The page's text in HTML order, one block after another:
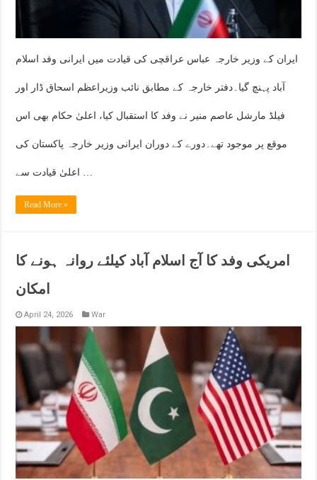
ایران کے وزیر خارجہ عباس عراقچی کی قیادت میں ایرانی وفد اسلام
آباد پہنچ گیا۔دفتر خارجہ کے مطابق نائب وزیراعظم اسحاق ڈار اور
فیلڈ مارشل عاصم منیر نے وفد کا استقبال کیا، اعلیٰ حکام بھی اس
موقع پر موجود تھے۔دورے کے دوران ایرانی وزیر خارجہ پاکستان کی
اعلیٰ قیادت سے …
Read More »
امریکی وفد کا آج اسلام آباد کیلئے روانہ ہونے کا
امکان
April 24, 2026 War